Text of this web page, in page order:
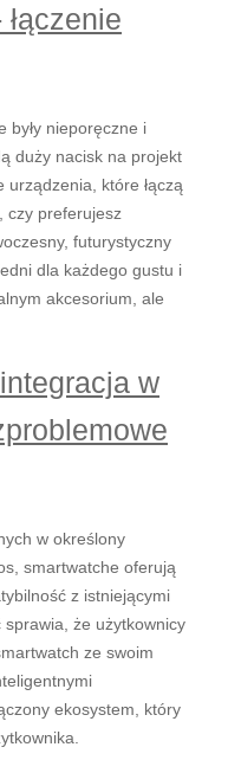
były nieporęczne i
duży nacisk na projekt
urządzenia, które łączą
czy preferujesz
futurystyczny
dla każdego gustu i
akcesorium, ale
w
w określony
smartwatche oferują
z istniejącymi
że użytkownicy
ze swoim
ekosystem, który